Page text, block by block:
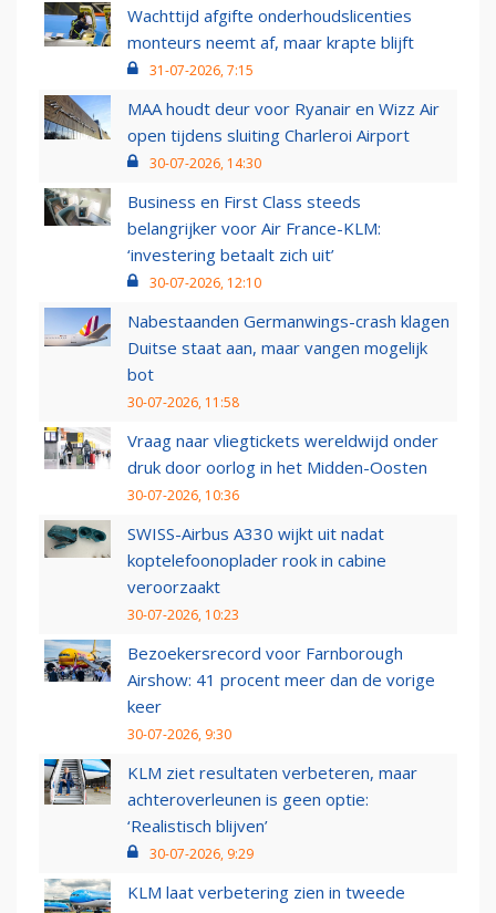
Wachttijd afgifte onderhoudslicenties
monteurs neemt af, maar krapte blijft
31-07-2026, 7:15
MAA houdt deur voor Ryanair en Wizz Air
open tijdens sluiting Charleroi Airport
30-07-2026, 14:30
Business en First Class steeds
belangrijker voor Air France-KLM:
‘investering betaalt zich uit’
30-07-2026, 12:10
Nabestaanden Germanwings-crash klagen
Duitse staat aan, maar vangen mogelijk
bot
30-07-2026, 11:58
Vraag naar vliegtickets wereldwijd onder
druk door oorlog in het Midden-Oosten
30-07-2026, 10:36
SWISS-Airbus A330 wijkt uit nadat
koptelefoonoplader rook in cabine
veroorzaakt
30-07-2026, 10:23
Bezoekersrecord voor Farnborough
Airshow: 41 procent meer dan de vorige
keer
30-07-2026, 9:30
KLM ziet resultaten verbeteren, maar
achteroverleunen is geen optie:
‘Realistisch blijven’
30-07-2026, 9:29
KLM laat verbetering zien in tweede